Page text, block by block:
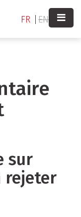
FR EN
sur
rejeter